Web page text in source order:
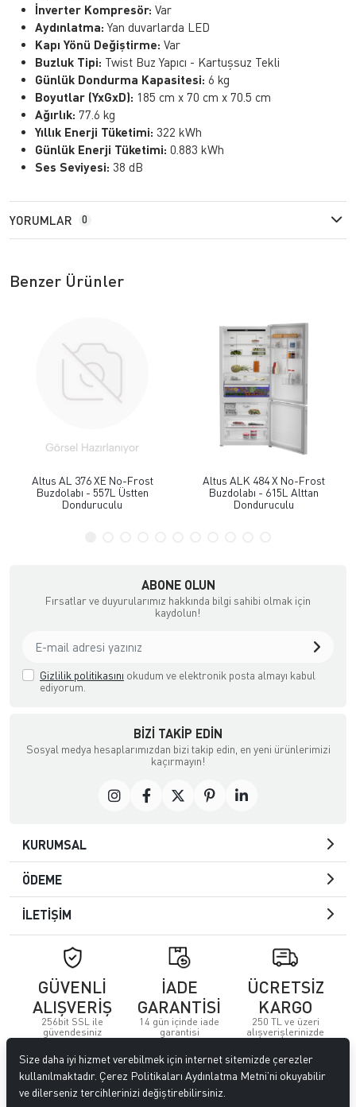
İnverter Kompresör: Var
Aydınlatma: Yan duvarlarda LED
Kapı Yönü Değiştirme: Var
Buzluk Tipi: Twist Buz Yapıcı - Kartuşsuz Tekli
Günlük Dondurma Kapasitesi: 6 kg
Boyutlar (YxGxD): 185 cm x 70 cm x 70.5 cm
Ağırlık: 77.6 kg
Yıllık Enerji Tüketimi: 322 kWh
Günlük Enerji Tüketimi: 0.883 kWh
Ses Seviyesi: 38 dB
YORUMLAR 0
Benzer Ürünler
Altus AL 376 XE No-Frost
Buzdolabı - 557L Üstten
Donduruculu
Altus ALK 484 X No-Frost
Buzdolabı - 615L Alttan
Donduruculu
ABONE OLUN
Fırsatlar ve duyurularımız hakkında bilgi sahibi olmak için
kaydolun!
Gizlilik politikasını okudum ve elektronik posta almayı kabul
ediyorum.
BIZI TAKIP EDIN
Sosyal medya hesaplarımızdan bizi takip edin, en yeni ürünlerimizi
kaçırmayın!
KURUMSAL
ÖDEME
İLETİŞİM
GÜVENLİ
ALIŞVERİŞ
256bit SSL ile
güvendesiniz
İADE
GARANTİSİ
14 gün içinde iade
garantisi
ÜCRETSİZ
KARGO
250 TL ve üzeri
alışverişlerinizde
© 2023Özkervan AVM. Tüm hakları saklıdır.
Size daha iyi hizmet verebilmek için internet sitemizde çerezler
kullanılmaktadır. Çerez Politikaları Aydınlatma Metni’ni okuyabilir
ve dilerseniz tercihlerinizi değiştirebilirsiniz.